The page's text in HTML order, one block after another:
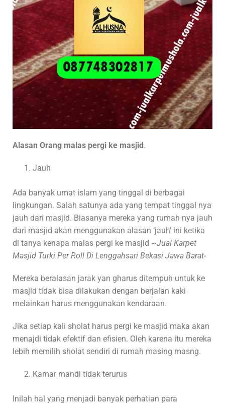
Alasan Orang malas pergi ke masjid .
Jauh
Ada banyak umat islam yang tinggal di berbagai
lingkungan. Salah satunya ada yang tempat tinggal nya
jauh dari masjid. Biasanya mereka yang rumah nya jauh
dari masjid akan menggunakan alasan ‘jauh’ ini ketika
di tanya kenapa malas pergi ke masjid ~Jual Karpet
Masjid Turki Per Roll Di Lenggahsari Bekasi Jawa Barat-
Mereka beralasan jarak yan gharus ditempuh untuk ke
masjid tidak bisa dilakukan dengan berjalan kaki
melainkan harus menggunakan kendaraan.
Jika setiap kali sholat harus pergi ke masjid maka akan
menajdi tidak efektif dan efisien. Oleh karena itu mereka
lebih memilih sholat sendiri di rumah masing masng.
Kamar mandi tidak terurus
Inilah hal yang menjadi banyak perhatian para